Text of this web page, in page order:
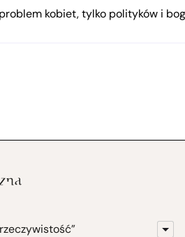
kobiet, tylko polityków i